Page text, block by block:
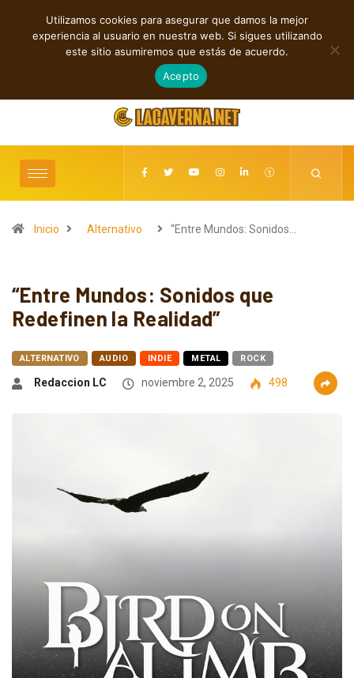
TENDENCIAS
Shaven Primates: Un estallido de Hard Rock contra el control digital
agosto 7, 2026
Inicio Alternativo “Entre Mundos: Sonidos…
“Entre Mundos: Sonidos que
Redefinen la Realidad”
ALTERNATIVO AUDIO INDIE METAL ROCK
Redaccion LC noviembre 2, 2025 498
Utilizamos cookies para asegurar que damos la mejor
experiencia al usuario en nuestra web. Si sigues utilizando
este sitio asumiremos que estás de acuerdo.
Acepto